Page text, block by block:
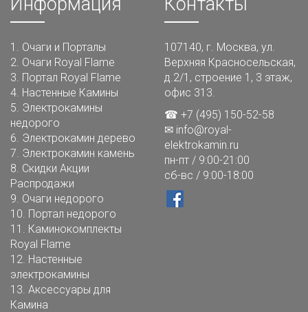
1. Очаги и Порталы
2. Очаги Royal Flame
3. Портал Royal Flame
4. Настенные Камины
5. Электрокамины
недорого
6. Электрокамин дерево
7. Электрокамин камень
8. Скидки Акции
Распродажи
9. Очаги недорого
10. Портал недорого
11. Каминокомплекты
Royal Flame
12. Настенные
электрокамины
13. Аксессуары для
Камина
107140, г. Москва, ул.
Верхняя Красносельская,
д.2/1, строение 1, 3 этаж,
офис 313.
☎ +7 (495) 150-52-58
✉ info@royal-
elektrokamin.ru
пн-пт / 9:00-21:00
сб-вс / 9:00-18:00